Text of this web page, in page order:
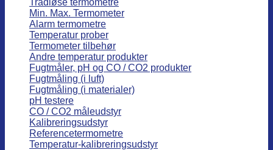
Trådløse termometre
Min. Max. Termometer
Alarm termometre
Temperatur prober
Termometer tilbehør
Andre temperatur produkter
Fugtmåler, pH og CO / CO2 produkter
Fugtmåling (i luft)
Fugtmåling (i materialer)
pH testere
CO / CO2 måleudstyr
Kalibreringsudstyr
Referencetermometre
Temperatur-kalibreringsudstyr